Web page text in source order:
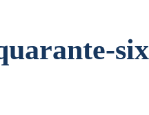
six